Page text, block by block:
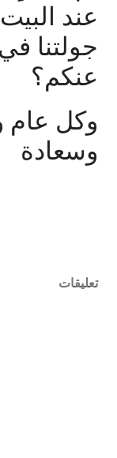
عند
جولتنا
عنكم؟
وكل عام
وسعادة
تعليقات